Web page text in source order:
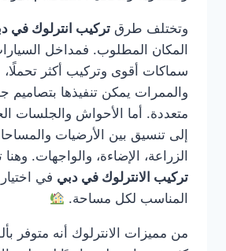
وتختلف طرق تركيب انترلوك في
المكان المطلوب. فمداخل
سماكات أقوى وتركيب أكثر تحملًا،
والممرات يمكن تنفيذها بتصاميم
متعددة. أما الأحواش والجلسات
إلى تنسيق بين الأرضيات
الزراعة، الإضاءة، والواجهات.
تركيب الانترلوك في دبي في
المناسب لكل مساحة.
من مميزات الانترلوك أنه متوفر